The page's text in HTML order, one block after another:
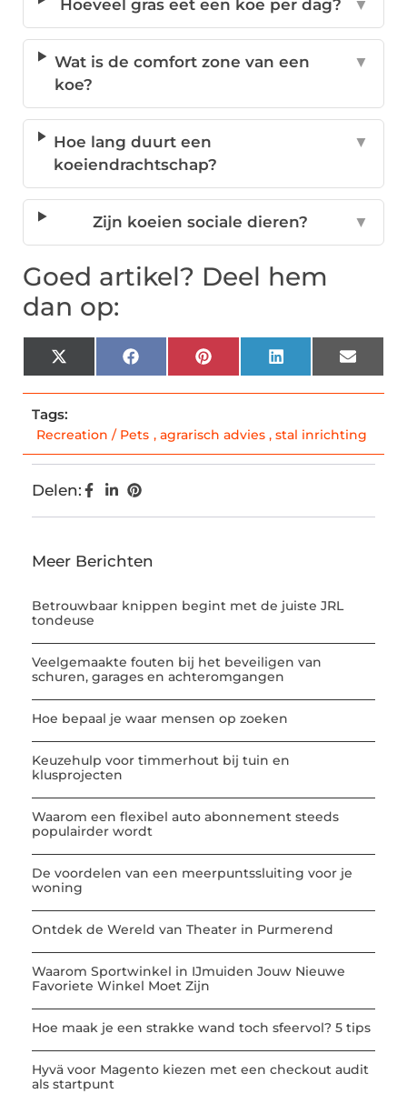
Hoeveel gras eet een koe per dag? ▼
Wat is de comfort zone van een
koe?
▼
Hoe lang duurt een
koeiendrachtschap?
▼
Zijn koeien sociale dieren? ▼
Goed artikel? Deel hem
dan op:
X
(Twitter)
FacebookPinterestLinkedInEmail
Tags:
Recreation / Pets , agrarisch advies , stal inrichting
Delen:
Meer Berichten
Betrouwbaar knippen begint met de juiste JRL
tondeuse
Veelgemaakte fouten bij het beveiligen van
schuren, garages en achteromgangen
Hoe bepaal je waar mensen op zoeken
Keuzehulp voor timmerhout bij tuin en
klusprojecten
Waarom een flexibel auto abonnement steeds
populairder wordt
De voordelen van een meerpuntssluiting voor je
woning
Ontdek de Wereld van Theater in Purmerend
Waarom Sportwinkel in IJmuiden Jouw Nieuwe
Favoriete Winkel Moet Zijn
Hoe maak je een strakke wand toch sfeervol? 5 tips
Hyvä voor Magento kiezen met een checkout audit
als startpunt